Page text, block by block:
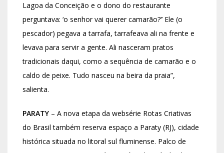
Lagoa da Conceição e o dono do restaurante
perguntava: ‘o senhor vai querer camarão?’’ Ele (o
pescador) pegava a tarrafa, tarrafeava ali na frente e
levava para servir a gente. Ali nasceram pratos
tradicionais daqui, como a sequência de camarão e o
caldo de peixe. Tudo nasceu na beira da praia”,
salienta.
PARATY – A nova etapa da websérie Rotas Criativas
do Brasil também reserva espaço a Paraty (RJ), cidade
histórica situada no litoral sul fluminense. Palco de